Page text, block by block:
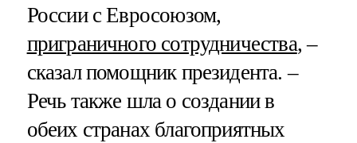
России с Евросоюзом,
приграничного сотрудничества, –
сказал помощник президента. –
Речь также шла о создании в
обеих странах благоприятных